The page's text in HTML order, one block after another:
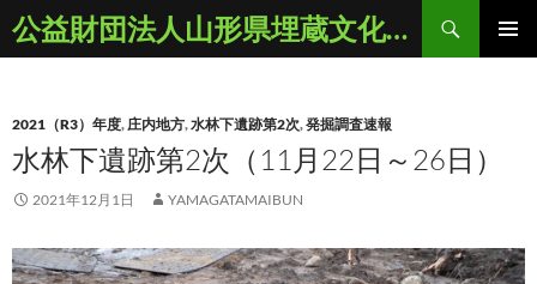
ン
ツ
へ
ッ
プ
公益財団法人山形県埋蔵文化財センター
検
索
2021（R3）年度,庄内地方,水林下遺跡第2次,発掘調査速報
水林下遺跡第2次（11月22日～26日）
2021年12月1日 YAMAGATAMAIBUN